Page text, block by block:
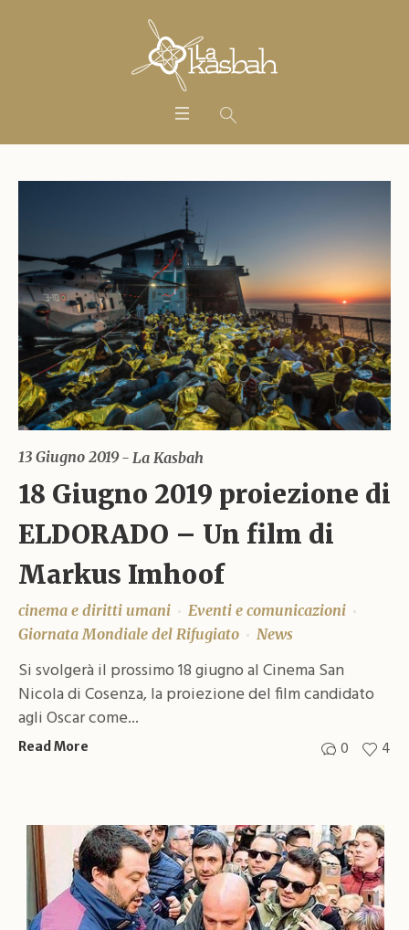
13 Giugno 2019 La Kasbah
18 Giugno 2019 proiezione di
ELDORADO – Un film di
Markus Imhoof
cinema e diritti umani
Eventi e comunicazioni
Giornata Mondiale del Rifugiato
News
Si svolgerà il prossimo 18 giugno al Cinema San
Nicola di Cosenza, la proiezione del film candidato
agli Oscar come...
0 4
Read More